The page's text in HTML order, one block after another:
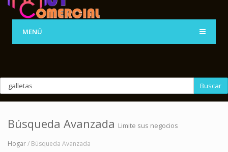
MENÚ
Buscar
Búsqueda Avanzada Limite sus negocios
Hogar/ Búsqueda Avanzada